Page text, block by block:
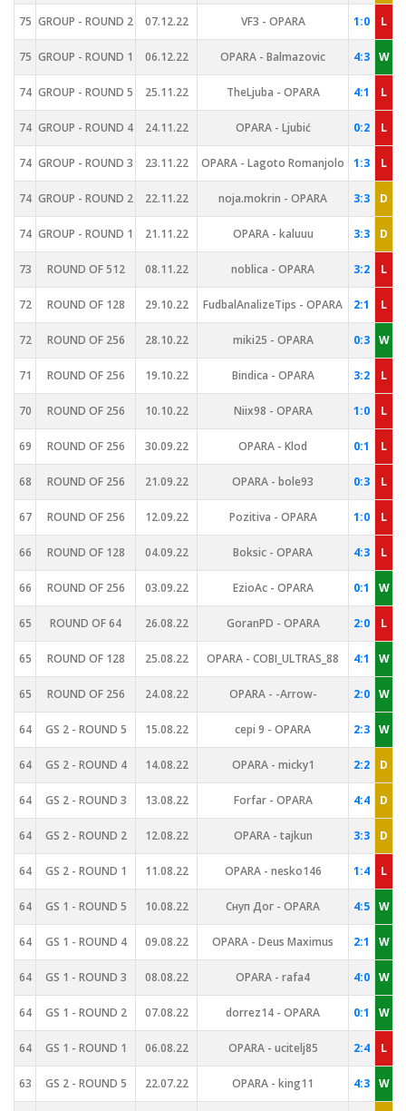
75 GROUP - ROUND 2 07.12.22 VF3 - OPARA 1:0 L
75 GROUP - ROUND 1 06.12.22 OPARA - Balmazovic 4:3 W
74 GROUP - ROUND 5 25.11.22 TheLjuba - OPARA 4:1 L
74 GROUP - ROUND 4 24.11.22 OPARA - Ljubić 0:2 L
74 GROUP - ROUND 3 23.11.22 OPARA - Lagoto Romanjolo 1:3 L
74 GROUP - ROUND 2 22.11.22 noja.mokrin - OPARA 3:3 D
74 GROUP - ROUND 1 21.11.22 OPARA - kaluuu 3:3 D
73 ROUND OF 512 08.11.22 noblica - OPARA 3:2 L
72 ROUND OF 128 29.10.22 FudbalAnalizeTips - OPARA 2:1 L
72 ROUND OF 256 28.10.22 miki25 - OPARA 0:3 W
71 ROUND OF 256 19.10.22 Bindica - OPARA 3:2 L
70 ROUND OF 256 10.10.22 Niix98 - OPARA 1:0 L
69 ROUND OF 256 30.09.22 OPARA - Klod 0:1 L
68 ROUND OF 256 21.09.22 OPARA - bole93 0:3 L
67 ROUND OF 256 12.09.22 Pozitiva - OPARA 1:0 L
66 ROUND OF 128 04.09.22 Boksic - OPARA 4:3 L
66 ROUND OF 256 03.09.22 EzioAc - OPARA 0:1 W
65 ROUND OF 64 26.08.22 GoranPD - OPARA 2:0 L
65 ROUND OF 128 25.08.22 OPARA - COBI_ULTRAS_88 4:1 W
65 ROUND OF 256 24.08.22 OPARA - -Arrow- 2:0 W
64 GS 2 - ROUND 5 15.08.22 cepi 9 - OPARA 2:3 W
64 GS 2 - ROUND 4 14.08.22 OPARA - micky1 2:2 D
64 GS 2 - ROUND 3 13.08.22 Forfar - OPARA 4:4 D
64 GS 2 - ROUND 2 12.08.22 OPARA - tajkun 3:3 D
64 GS 2 - ROUND 1 11.08.22 OPARA - nesko146 1:4 L
64 GS 1 - ROUND 5 10.08.22 Снуп Дог - OPARA 4:5 W
64 GS 1 - ROUND 4 09.08.22 OPARA - Deus Maximus 2:1 W
64 GS 1 - ROUND 3 08.08.22 OPARA - rafa4 4:0 W
64 GS 1 - ROUND 2 07.08.22 dorrez14 - OPARA 0:1 W
64 GS 1 - ROUND 1 06.08.22 OPARA - ucitelj85 2:4 L
63 GS 2 - ROUND 5 22.07.22 OPARA - king11 4:3 W